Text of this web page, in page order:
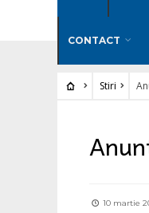
CONTACT
Stiri
Stiri
10 martie